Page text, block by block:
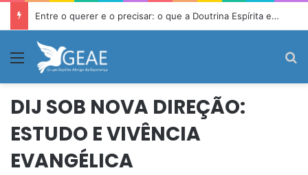
Entre o querer e o precisar: o que a Doutrina Espírita ensina sobre desejo e necessidade
Menu
DIJ SOB NOVA DIREÇÃO:
ESTUDO E VIVÊNCIA
EVANGÉLICA